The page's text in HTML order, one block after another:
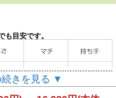
目安です。
きを見る ▼